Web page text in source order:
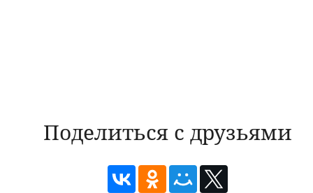
Поделиться с друзьями